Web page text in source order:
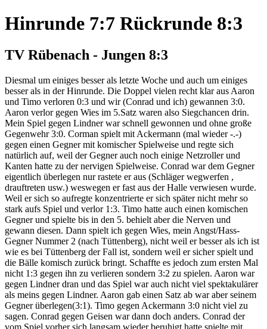
Hinrunde 7:7 Rückrunde 8:3
TV Rübenach - Jungen 8:3
Diesmal um einiges besser als letzte Woche und auch um einiges
besser als in der Hinrunde. Die Doppel vielen recht klar aus Aaron
und Timo verloren 0:3 und wir (Conrad und ich) gewannen 3:0.
Aaron verlor gegen Wies im 5.Satz waren also Siegchancen drin.
Mein Spiel gegen Lindner war schnell gewonnen und ohne große
Gegenwehr 3:0. Corman spielt mit Ackermann (mal wieder -.-)
gegen einen Gegner mit komischer Spielweise und regte sich
natürlich auf, weil der Gegner auch noch einige Netzroller und
Kanten hatte zu der nervigen Spielweise. Conrad war dem Gegner
eigentlich überlegen nur rastete er aus (Schläger wegwerfen ,
drauftreten usw.) weswegen er fast aus der Halle verwiesen wurde.
Weil er sich so aufregte konzentrierte er sich später nicht mehr so
stark aufs Spiel und verlor 1:3. Timo hatte auch einen komischen
Gegner und spielte bis in den 5. behielt aber die Nerven und
gewann diesen. Dann spielt ich gegen Wies, mein Angst/Hass-
Gegner Nummer 2 (nach Tüttenberg), nicht weil er besser als ich ist
wie es bei Tüttenberg der Fall ist, sondern weil er sicher spielt und
die Bälle komisch zurück bringt. Schaffte es jedoch zum ersten Mal
nicht 1:3 gegen ihn zu verlieren sondern 3:2 zu spielen. Aaron war
gegen Lindner dran und das Spiel war auch nicht viel spektakulärer
als meins gegen Lindner. Aaron gab einen Satz ab war aber seinem
Gegner überlegen(3:1). Timo gegen Ackermann 3:0 nicht viel zu
sagen. Conrad gegen Geisen war dann doch anders. Conrad der
vom Spiel vorher sich langsam wieder beruhigt hatte spielte mit